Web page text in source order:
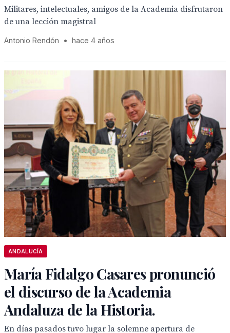
Militares, intelectuales, amigos de la Academia disfrutaron
de una lección magistral
Antonio Rendón • hace 4 años
ANDALUCÍA
María Fidalgo Casares pronunció
el discurso de la Academia
Andaluza de la Historia.
En días pasados tuvo lugar la solemne apertura de